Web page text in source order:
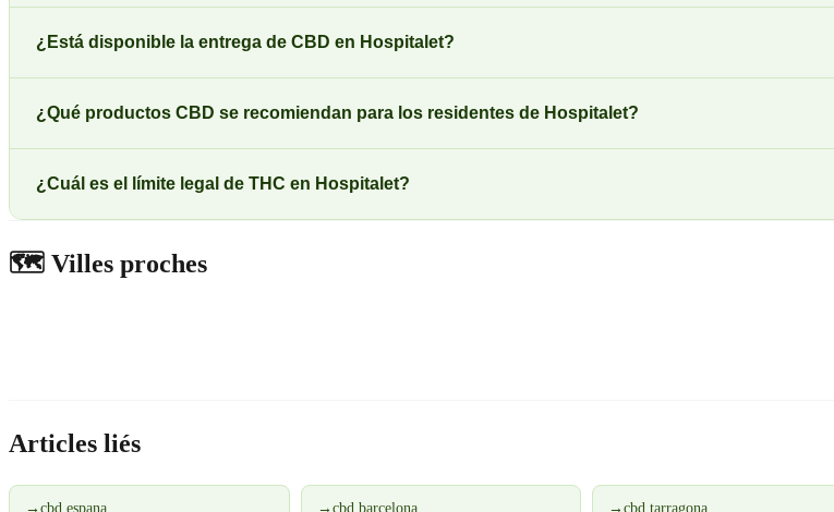
¿Está disponible la entrega de CBD en Hospitalet?
¿Qué productos CBD se recomiendan para los residentes de Hospitalet?
¿Cuál es el límite legal de THC en Hospitalet?
🗺️ Villes proches
Articles liés
→ cbd espana → cbd barcelona →cbd tarragona